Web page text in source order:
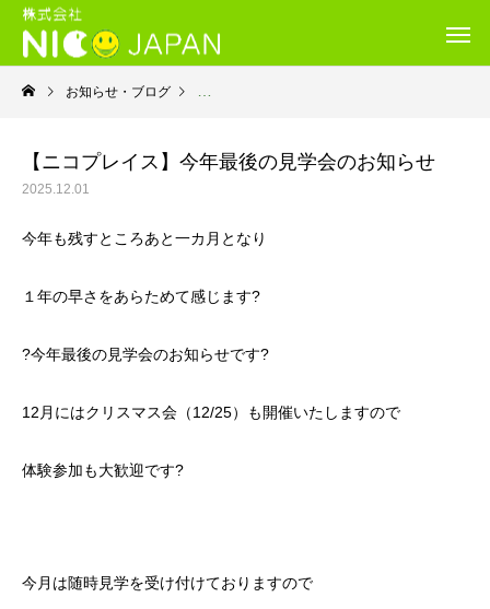
お知らせ・ブログ お知らせ
【ニコプレイス】今年最後の見学会のお知らせ
2025.12.01
今年も残すところあと一カ月となり
１年の早さをあらためて感じます?
?今年最後の見学会のお知らせです?
12月にはクリスマス会（12/25）も開催いたしますので
体験参加も大歓迎です?
今月は随時見学を受け付けておりますので